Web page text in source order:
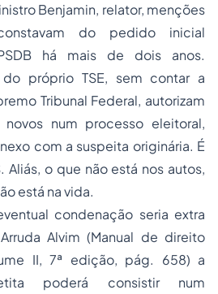
Benjamin, relator, menções
do pedido inicial
há mais de dois anos.
do próprio TSE, sem contar a
Tribunal Federal, autorizam
num processo eleitoral,
com a suspeita originária. É
Aliás, o que não está nos autos,
está na vida.
condenação seria extra
Alvim (Manual de direito
II, 7ª edição, pág. 658) a
poderá consistir num